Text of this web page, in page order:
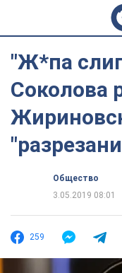
"Ж*па
Соколова
Общество
3.05.2019 08:01
259